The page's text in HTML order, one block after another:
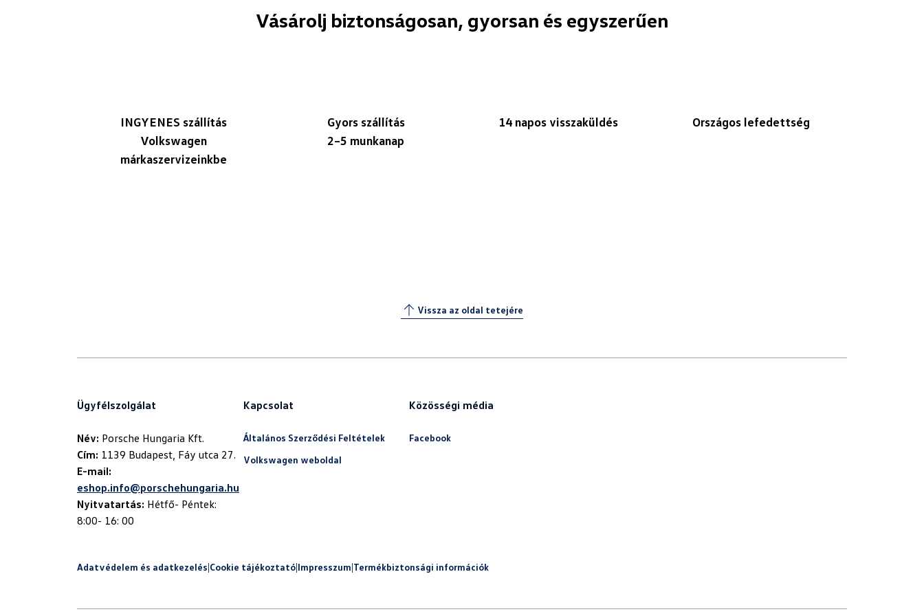
Vásárolj biztonságosan, gyorsan és egyszerűen
INGYENES szállítás
Volkswagen
márkaszervizeinkbe
Gyors szállítás
2–5 munkanap
14 napos visszaküldés Országos lefedettség
Vissza az oldal tetejére
Ügyfélszolgálat
Név:
Cím:
E-mail:
eshop.info@porschehungaria.hu
Nyitvatartás: Hétfő- Péntek:
8:00- 16: 00
Kapcsolat
Általános Szerződési Feltételek
Volkswagen weboldal
Közösségi média
Facebook
Adatvédelem és adatkezelés|Cookie tájékoztató|Impresszum|Termékbiztonsági információk